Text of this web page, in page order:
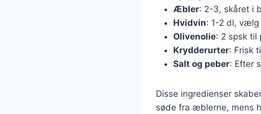
Æbler: 2-3, skåret i
Hvidvin: 1-2 dl, vælg
Olivenolie: 2 spsk til
Krydderurter: Frisk
Salt og peber: Efter
Disse ingredienser
søde fra æblerne, mens